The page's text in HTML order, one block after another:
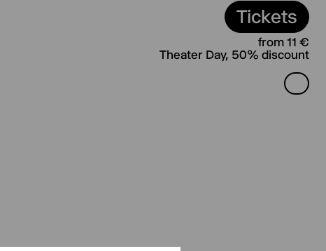
Tickets
from 11 €
Theater Day, 50% discount